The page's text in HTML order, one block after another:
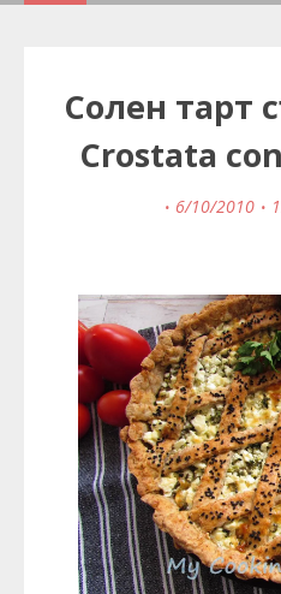
Солен тарт
Crostata
6/10/2010